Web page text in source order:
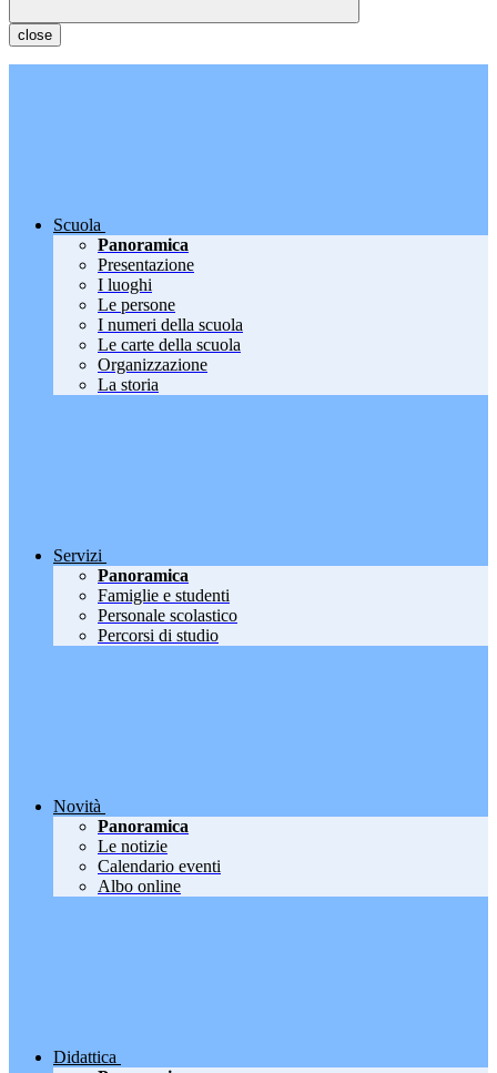
close
Scuola
Panoramica
Presentazione
I luoghi
Le persone
I numeri della scuola
Le carte della scuola
Organizzazione
La storia
Servizi
Panoramica
Famiglie e studenti
Personale scolastico
Percorsi di studio
Novità
Panoramica
Le notizie
Calendario eventi
Albo online
Didattica